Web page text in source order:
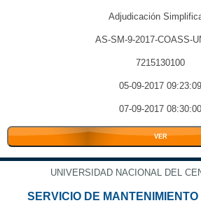
Adjudicación
AS-SM-9-2017-COASS-
7215130100
05-09-2017 09:23:09
07-09-2017 08:30:00
VER
UNIVERSIDAD NACIONAL DEL
SERVICIO DE